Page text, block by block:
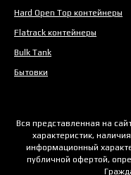
Hard Open Top контейнеры
Flatrack контейнеры
Bulk Tank
Бытовки
Вся представленная на
характеристик,
информационный
публичной офертой,